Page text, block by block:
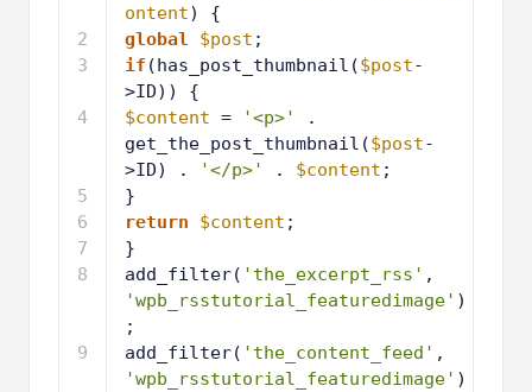
2
3
4
5
6
7
8
9
ontent) {
global
$post ;
if (has_post_thumbnail($post-
>ID)) {
$content = '<p>'
.
get_the_post_thumbnail($post-
>ID) .
'</p>' . $content ;
}
return
$content ;
}
add_filter( 'the_excerpt_rss'
'wpb_rsstutorial_featuredimage' )
;
add_filter( 'the_content_feed'
'wpb_rsstutorial_featuredimage' )